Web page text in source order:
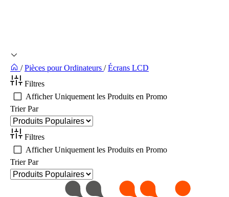
/ Pièces pour Ordinateurs / Écrans LCD
Filtres
Afficher Uniquement les Produits en Promo
Trier Par
Filtres
Afficher Uniquement les Produits en Promo
Trier Par